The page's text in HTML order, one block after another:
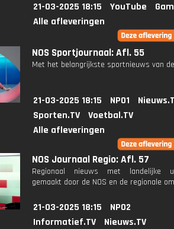
21-03-2025 18:15 YouTube
Alle afleveringen
NOS Sportjournaal: Afl. 55
Met het belangrijkste sportnieuws van
21-03-2025 18:15 NPO1
Sporten.TV
Voetbal.TV
Alle afleveringen
NOS Journaal Regio: Afl. 57
Regionaal nieuws met landelijke
gemaakt door de NOS en de regionale
21-03-2025 18:15
NPO2
Informatief.TV
Nieuws.TV